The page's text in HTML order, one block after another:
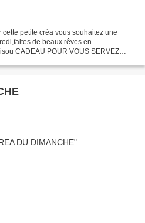
petite créa vous souhaitez une
de beaux rêves en
CADEAU POUR VOUS SERVEZ